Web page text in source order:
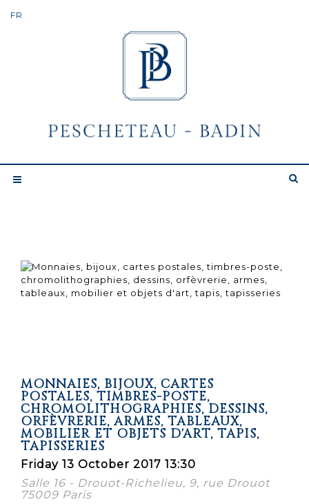
MONNAIES, BIJOUX, CARTES
POSTALES, TIMBRES-POSTE,
CHROMOLITHOGRAPHIES, DESSINS,
ORFÈVRERIE, ARMES, TABLEAUX,
MOBILIER ET OBJETS D'ART, TAPIS,
TAPISSERIES
Friday 13 October 2017 13:30
Salle 16 - Drouot-Richelieu, 9, rue Drouot
75009 Paris